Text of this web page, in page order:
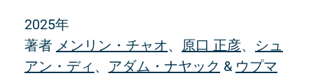
2025年
著者 メンリン・チャオ、 原口 正彦、 シュ
アン・ディ 、 アダム・ナヤック & ウプマ